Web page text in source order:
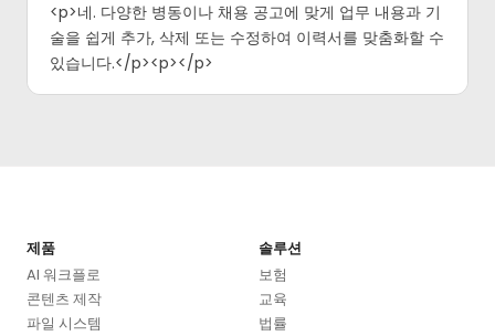
<p>네. 다양한 병동이나 채용 공고에 맞게 업무 내용과 기
술을 쉽게 추가, 삭제 또는 수정하여 이력서를 맞춤화할 수
있습니다.</p><p>‍</p>
제품
AI 워크플로
콘텐츠 제작
파일 시스템
솔루션
보험
교육
법률